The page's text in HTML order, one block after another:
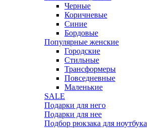
Черные
Коричневые
Синие
Бордовые
Популярные женские
Городские
Стильные
Трансформеры
Повседневные
Маленькие
SALE
Подарки для него
Подарки для нее
Подбор рюкзака для ноутбука